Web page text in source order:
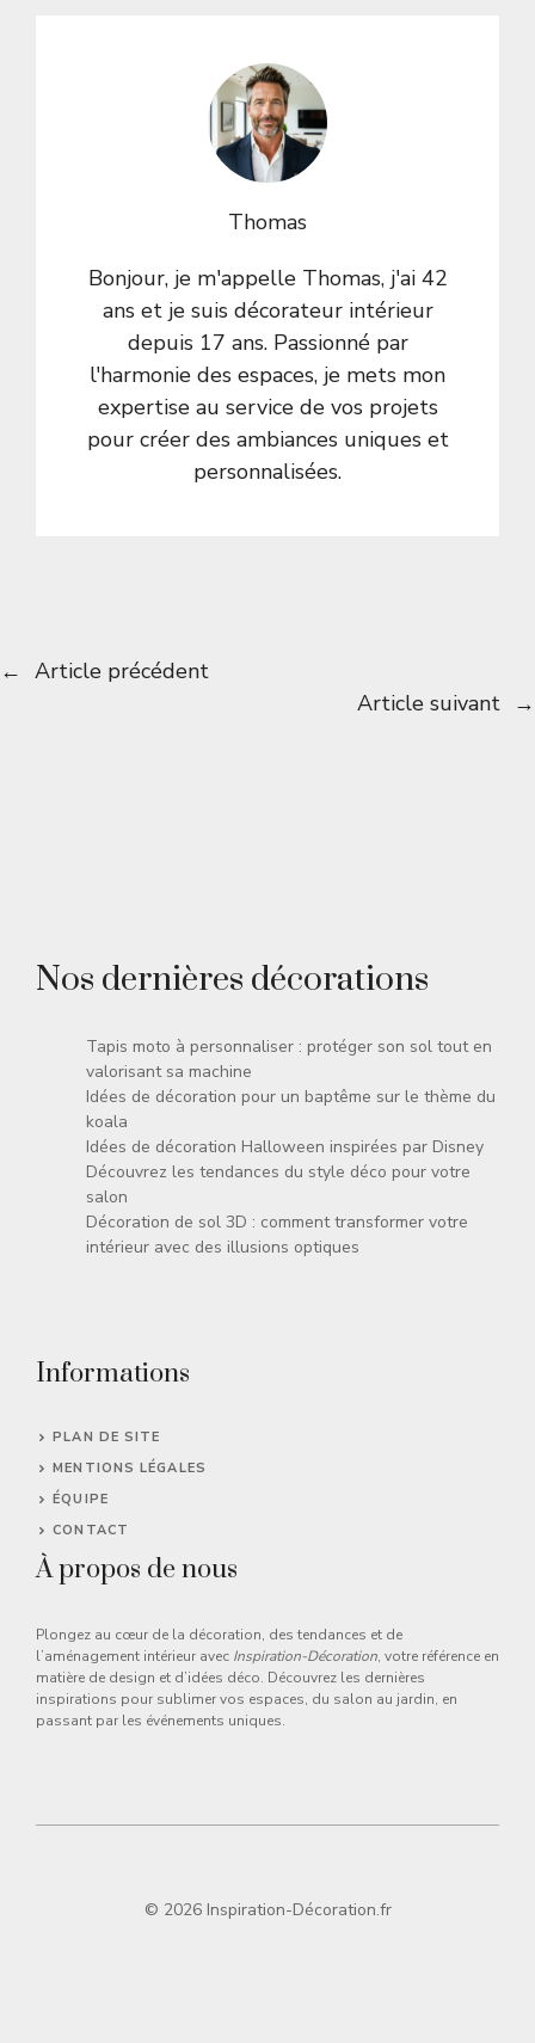
Thomas
Bonjour, je m'appelle Thomas, j'ai 42
ans et je suis décorateur intérieur
depuis 17 ans. Passionné par
l'harmonie des espaces, je mets mon
expertise au service de vos projets
pour créer des ambiances uniques et
personnalisées.
← Article précédent
Article suivant →
Nos dernières décorations
Tapis moto à personnaliser : protéger son sol tout en
valorisant sa machine
Idées de décoration pour un baptême sur le thème du
koala
Idées de décoration Halloween inspirées par Disney
Découvrez les tendances du style déco pour votre
salon
Décoration de sol 3D : comment transformer votre
intérieur avec des illusions optiques
Informations
PLAN DE SITE
MENTIONS LÉGALES
ÉQUIPE
CONTACT
À propos de nous
Plongez au cœur de la décoration, des tendances et de
l’aménagement intérieur avec Inspiration-Décoration, votre référence en
matière de design et d’idées déco. Découvrez les dernières
inspirations pour sublimer vos espaces, du salon au jardin, en
passant par les événements uniques.
© 2026 Inspiration-Décoration.fr